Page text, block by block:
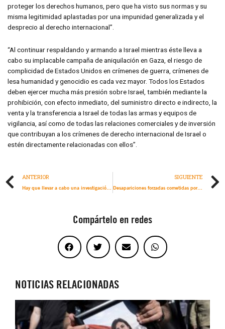
proteger los derechos humanos, pero que ha visto sus normas y su
misma legitimidad aplastadas por una impunidad generalizada y el
desprecio al derecho internacional”.
“Al continuar respaldando y armando a Israel mientras éste lleva a
cabo su implacable campaña de aniquilación en Gaza, el riesgo de
complicidad de Estados Unidos en crímenes de guerra, crímenes de
lesa humanidad y genocidio es cada vez mayor. Todos los Estados
deben ejercer mucha más presión sobre Israel, también mediante la
prohibición, con efecto inmediato, del suministro directo e indirecto, la
venta y la transferencia a Israel de todas las armas y equipos de
vigilancia, así como de todas las relaciones comerciales y de inversión
que contribuyan a los crímenes de derecho internacional de Israel o
estén directamente relacionadas con ellos”.
ANTERIOR
SIGUIENTE
Desapariciones forzadas cometidas por militares evidencian la fallida estrategia de seguridad
Compártelo en redes
NOTICIAS RELACIONADAS